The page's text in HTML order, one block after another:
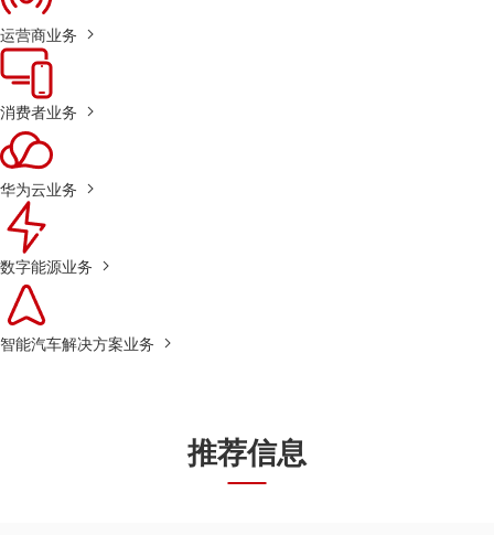
运营商业务
消费者业务
华为云业务
数字能源业务
智能汽车解决方案业务
推荐信息